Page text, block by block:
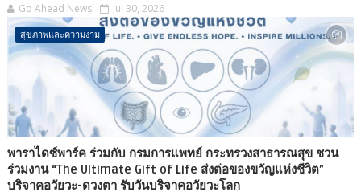
Go Ahead News Jul 30, 2026
สุขภาพและความงาม
พาราไดซ์พาร์ค ร่วมกับ กรมการแพทย์ กระทรวงสาธารณสุข ชวน
ร่วมงาน “The Ultimate Gift of Life ส่งต่อของขวัญแห่งชีวิต”
บริจาคอวัยวะ-ดวงตา รับวันบริจาคอวัยวะโลก